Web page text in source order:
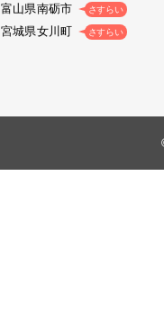
富山県南砺市 さすらい
宮城県女川町 さすらい